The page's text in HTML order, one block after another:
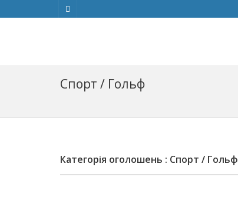
Спорт / Гольф
Категорія оголошень : Спорт / Гольф